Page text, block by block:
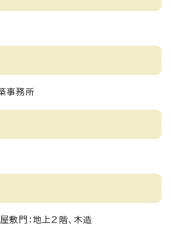
事務所
敷門：地上2階、木造